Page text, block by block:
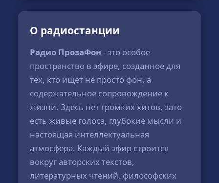
О радиостанции
Радио ПрозаФон - это особое
пространство в эфире, созданное для
тех, кто ищет не просто фон, а
содержательное сопровождение к
жизни. Здесь нет громких хитов, зато
есть живые голоса, глубокие мысли и
настоящая интеллектуальная
атмосфера. Каждый эфир строится
вокруг авторских текстов,
литературных чтений, философских